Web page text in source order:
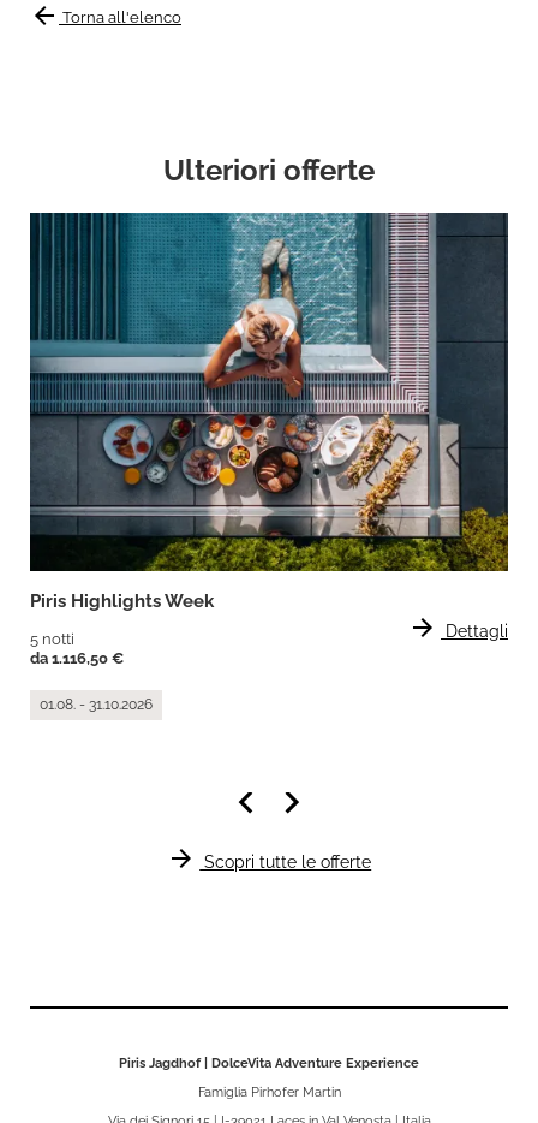
arrow_back Torna all'elenco
Ulteriori offerte
Piris Highlights Week
5 notti
da 1.116,50 €
arrow_forward Dettagli
01.08. - 31.10.2026
keyboard_arrow_left keyboard_arrow_right
arrow_forward Scopri tutte le offerte
Piris Jagdhof | DolceVita Adventure Experience
Famiglia Pirhofer Martin